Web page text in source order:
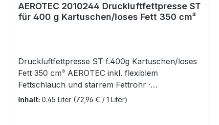
AEROTEC 2010244 Druckluftfettpresse ST
für 400 g Kartuschen/loses Fett 350 cm³
Druckluftfettpresse ST f.400g Kartuschen/loses
Fett 350 cm³ AEROTEC inkl. flexiblem
Fettschlauch und starrem Fettrohr ·
Arbeitsdruck: 2-6,3 bar · Luftverbrauch: 0,5
Inhalt: 0.45 Liter (72,96 € / 1 Liter)